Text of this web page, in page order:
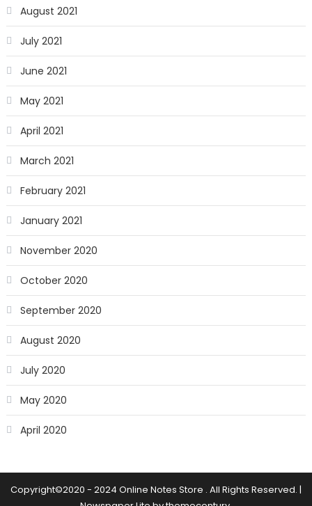
August 2021
July 2021
June 2021
May 2021
April 2021
March 2021
February 2021
January 2021
November 2020
October 2020
September 2020
August 2020
July 2020
May 2020
April 2020
Copyright©2020 - 2024 Online Notes Store . All Rights Reserved. |